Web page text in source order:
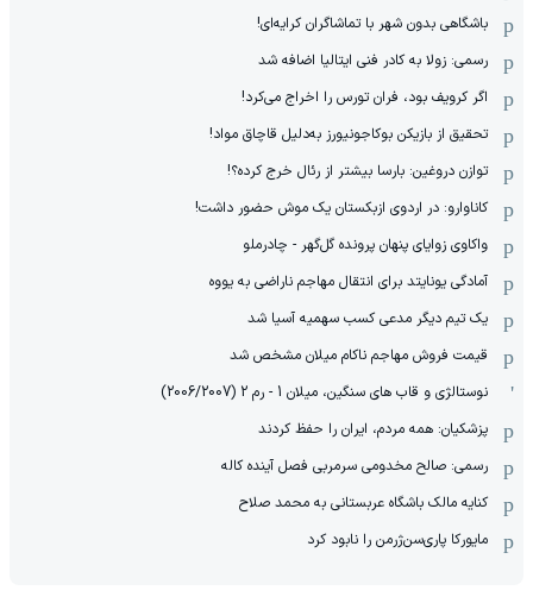
باشگاهی بدون شهر با تماشاگران کرایه‌ای!
رسمی: زولا به کادر فنی ایتالیا اضافه شد
اگر کرویف بود، فران تورس را اخراج می‌کرد!
تحقیق از بازیکن بوکاجونیورز به‌دلیل قاچاق مواد!
توازن دروغین: بارسا بیشتر از رئال خرج کرده؟!
کاناوارو: در اردوی ازبکستان یک موش حضور داشت!
واکاوی زوایای پنهان پرونده گل‌گهر - چادرملو
آمادگی یونایتد برای انتقال مهاجم ناراضی به یووه
یک تیم دیگر مدعی کسب سهمیه آسیا شد
قیمت فروش مهاجم ناکام میلان مشخص شد
نوستالژی و قاب های سنگین، میلان 1 - رم 2 (2006/2007)
پزشکیان: همه مردم، ایران را حفظ کردند
رسمی: صالح مخدومی سرمربی فصل آینده کاله
کنایه مالک باشگاه عربستانی به محمد صلاح
مایورکا پاری‌سن‌ژرمن را نابود کرد